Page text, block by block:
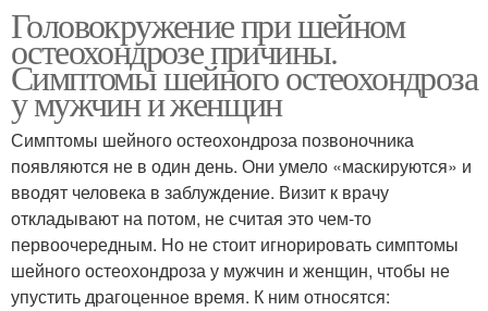
Головокружение при шейном
остеохондрозе причины.
Симптомы шейного остеохондроза
у мужчин и женщин
Симптомы шейного остеохондроза позвоночника
появляются не в один день. Они умело «маскируются» и
вводят человека в заблуждение. Визит к врачу
откладывают на потом, не считая это чем-то
первоочередным. Но не стоит игнорировать симптомы
шейного остеохондроза у мужчин и женщин, чтобы не
упустить драгоценное время. К ним относятся: